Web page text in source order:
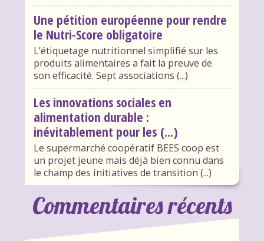
Une pétition européenne pour rendre
le Nutri-Score obligatoire
L’étiquetage nutritionnel simplifié sur les
produits alimentaires a fait la preuve de
son efficacité. Sept associations (...)
Les innovations sociales en
alimentation durable :
inévitablement pour les (...)
Le supermarché coopératif BEES coop est
un projet jeune mais déjà bien connu dans
le champ des initiatives de transition (...)
Commentaires récents